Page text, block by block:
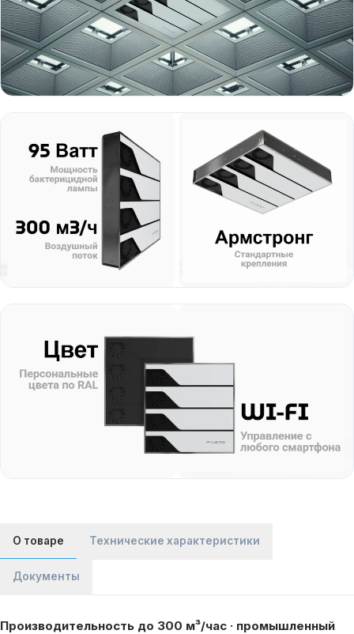
О товаре Технические характеристики
Документы
Производительность до 300 м³/час · промышленный